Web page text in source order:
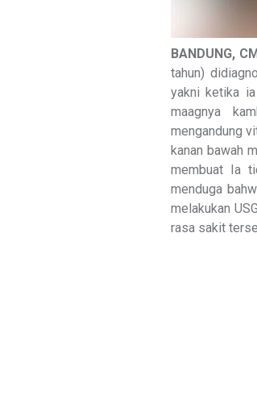
BANDUNG,
tahun)
yakni ketika
maagnya
mengandung
kanan bawah
membuat Ia
menduga
melakukan
rasa sakit